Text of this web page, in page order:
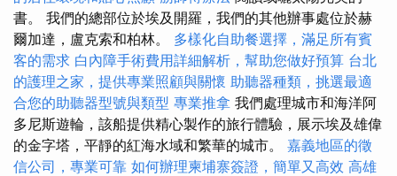
書。 我們的總部位於埃及開羅，我們的其他辦事處位於赫
爾加達，盧克索和柏林。 多樣化自助餐選擇，滿足所有賓
客的需求 白內障手術費用詳細解析，幫助您做好預算 台北
的護理之家，提供專業照顧與關懷 助聽器種類，挑選最適
合您的助聽器型號與類型 專業推拿 我們處理城市和海洋阿
多尼斯遊輪，該船提供精心製作的旅行體驗，展示埃及雄偉
的金字塔，平靜的紅海水域和繁華的城市。 嘉義地區的徵
信公司，專業可靠 如何辦理柬埔寨簽證，簡單又高效 高雄